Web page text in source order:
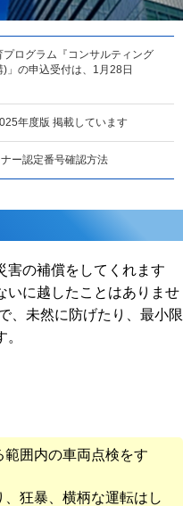
プログラム『コンサルティング
」の申込受付は、1月28日
年度版 掲載しています
ー認定番号確認方法
害の補償をしてくれます
いに越したことはありませ
、未然に防げたり、最小限
囲内の車両点検をす
狂暴、横柄な運転はし